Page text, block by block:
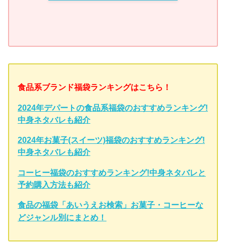
食品系ブランド福袋ランキングはこちら！
2024年デパートの食品系福袋のおすすめランキング!
中身ネタバレも紹介
2024年お菓子(スイーツ)福袋のおすすめランキング!
中身ネタバレも紹介
コーヒー福袋のおすすめランキング!中身ネタバレと
予約購入方法も紹介
食品の福袋「あいうえお検索」お菓子・コーヒーな
どジャンル別にまとめ！